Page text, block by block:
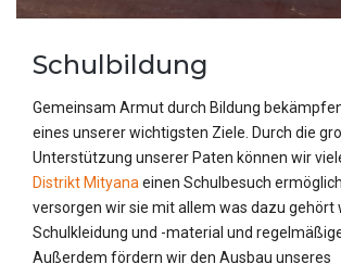
Schulbildung
Gemeinsam Armut durch Bildung
eines unserer wichtigsten Ziele. Durch die
Unterstützung unserer Paten können wir
Distrikt Mityana einen Schulbesuch
versorgen wir sie mit allem was dazu gehört
Schulkleidung und -material und
Außerdem fördern wir den Ausbau unseres